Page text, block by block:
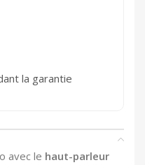
la garantie
avec le haut-parleur